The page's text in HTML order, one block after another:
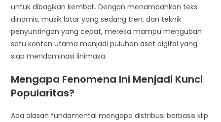
untuk dibagikan kembali. Dengan menambahkan teks
dinamis, musik latar yang sedang tren, dan teknik
penyuntingan yang cepat, mereka mampu mengubah
satu konten utama menjadi puluhan aset digital yang
siap mendominasi linimasa.
Mengapa Fenomena Ini Menjadi Kunci
Popularitas?
Ada alasan fundamental mengapa distribusi berbasis klip